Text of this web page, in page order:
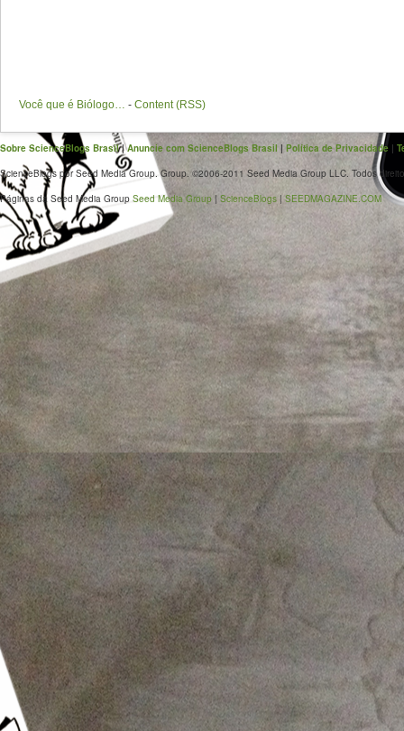
Você que é Biólogo… - Content (RSS)
Sobre ScienceBlogs Brasil|Anuncie com ScienceBlogs Brasil | Política de Privacidade |
ScienceBlogs por Seed Media Group. Group. ©2006-2011 Seed Media Group LLC. Todos
Páginas da Seed Media Group Seed Media Group | ScienceBlogs | SEEDMAGAZINE.COM